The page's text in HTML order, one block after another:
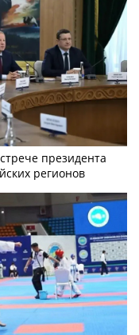
президента
регионов